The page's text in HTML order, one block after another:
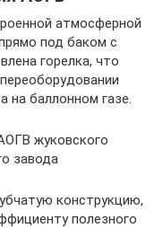
атмосферной
под баком с
горелка, что
на баллонном газе.
жуковского
завода
конструкцию,
полезного